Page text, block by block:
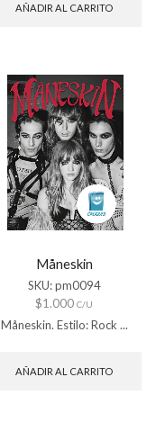
AÑADIR AL CARRITO
Måneskin
SKU:pm0094
$1.000 C/U
Måneskin. Estilo: Rock ...
AÑADIR AL CARRITO